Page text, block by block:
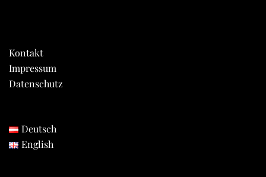
Kontakt
Impressum
Datenschutz
Deutsch
English